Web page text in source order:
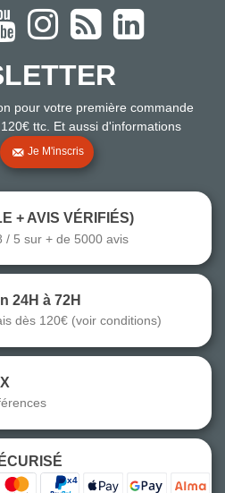
pour votre première commande
ttc. Et aussi d'informations
Je M'inscris
+ AVIS VÉRIFIÉS)
/ 5 sur + de 5000 avis
24H à 72H
dès 120€ (voir conditions)